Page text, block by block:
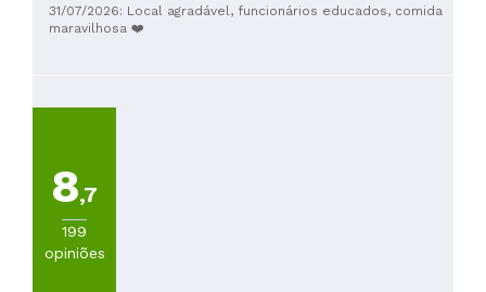
31/07/2026: Local agradável, funcionários educados, comida
maravilhosa ❤️
8,7
199
opiniões